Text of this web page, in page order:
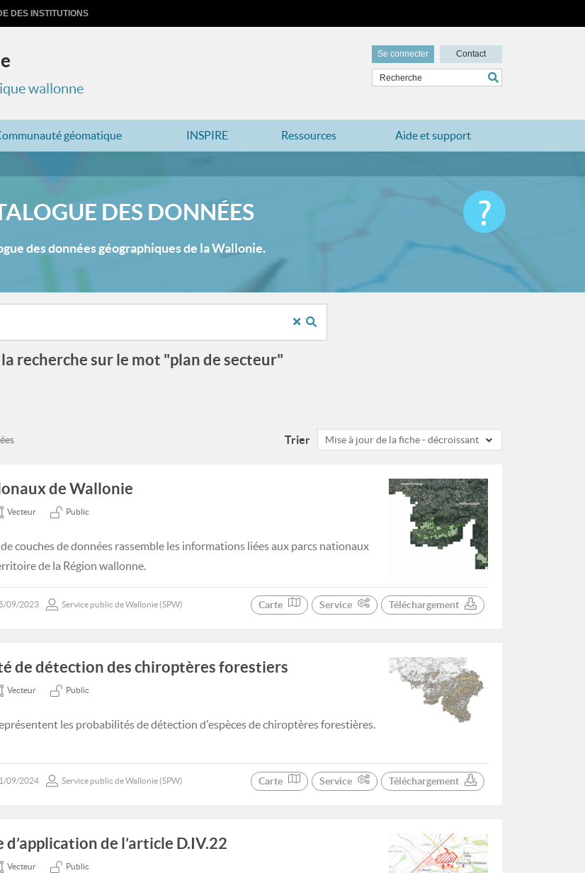
DES INSTITUTIONS
wallonne
Se connecter Contact
géomatique INSPIRE Ressources Aide et support
DES DONNÉES
des données géographiques de la Wallonie.
recherche sur le mot "plan de secteur"
Trier Mise à jour de la fiche - décroissant
de Wallonie
Vecteur Public
couches de données rassemble les informations liées aux parcs nationaux
de la Région wallonne.
09/2023 Service public de Wallonie (SPW) Carte Service Téléchargement
de détection des chiroptères forestiers
Vecteur Public
les probabilités de détection d'espèces de chiroptères forestières.
09/2024 Service public de Wallonie (SPW) Carte Service Téléchargement
de l’article D.IV.22
Vecteur Public